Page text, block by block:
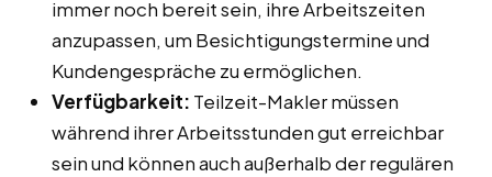
immer noch bereit sein, ihre Arbeitszeiten
anzupassen, um Besichtigungstermine und
Kundengespräche zu ermöglichen.
Verfügbarkeit: Teilzeit-Makler müssen
während ihrer Arbeitsstunden gut erreichbar
sein und können auch außerhalb der regulären